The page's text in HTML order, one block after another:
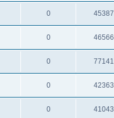
0 45387
0 46566
0 77141
0 42363
0 41043